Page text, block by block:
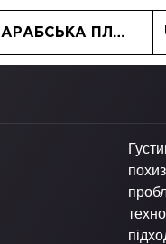
ПЛОЩА,